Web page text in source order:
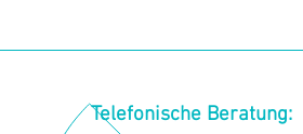
Telefonische Beratung: